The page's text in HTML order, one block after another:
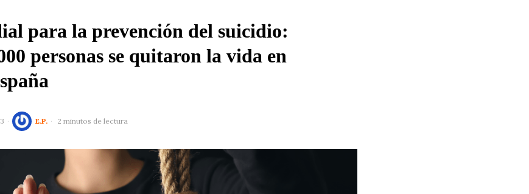
para la prevención del suicidio:
personas se quitaron la vida en
E.P. 2 minutos de lectura